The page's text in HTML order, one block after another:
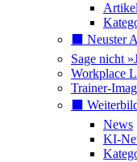
Artikel
⬛️ Neuster
Sage nicht
Workplace
Trainer-
⬛️
News
KI-